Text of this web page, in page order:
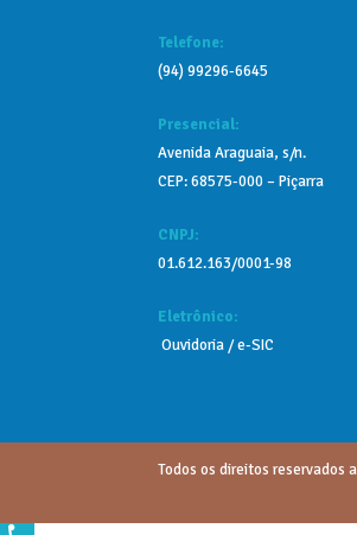
Telefone:
(94) 99296-6645
Presencial:
Avenida Araguaia, s/n.
CEP: 68575-000 – Piçarra
CNPJ:
01.612.163/0001-98
Eletrônico:
Ouvidoria / e-SIC
Todos os direitos reservados